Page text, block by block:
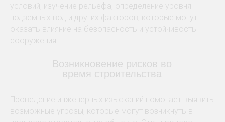
условий, изучение рельефа, определение уровня
подземных вод и других факторов, которые могут
оказать влияние на безопасность и устойчивость
сооружения.
Возникновение рисков во
время строительства
Проведение инженерных изысканий помогает выявить
возможные угрозы, которые могут возникнуть в